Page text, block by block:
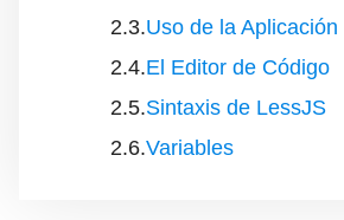
Uso de la
El Editor de Código
Sintaxis de LessJS
Variables